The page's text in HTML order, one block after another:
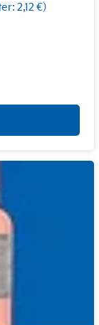
2,12 €)